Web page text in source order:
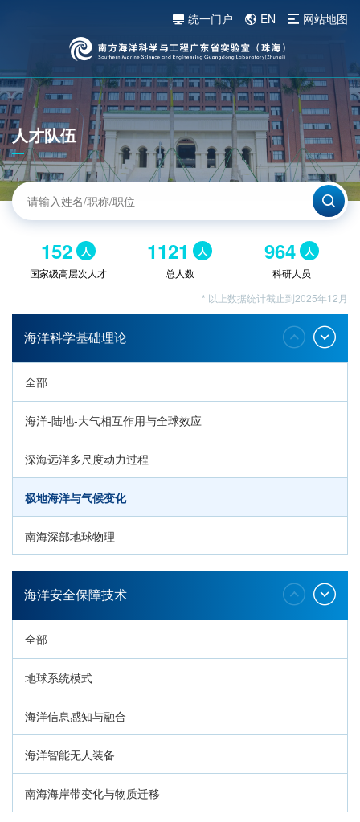
统一门户 EN 网站地图
人才队伍
152 人
国家级高层次人才
1121 人
总人数
964 人
科研人员
* 以上数据统计截止到2025年12月
海洋科学基础理论
全部
海洋-陆地-大气相互作用与全球效应
深海远洋多尺度动力过程
极地海洋与气候变化
南海深部地球物理
深海生命与生态过程
海洋安全保障技术
全部
地球系统模式
海洋信息感知与融合
海洋智能无人装备
南海海岸带变化与物质迁移